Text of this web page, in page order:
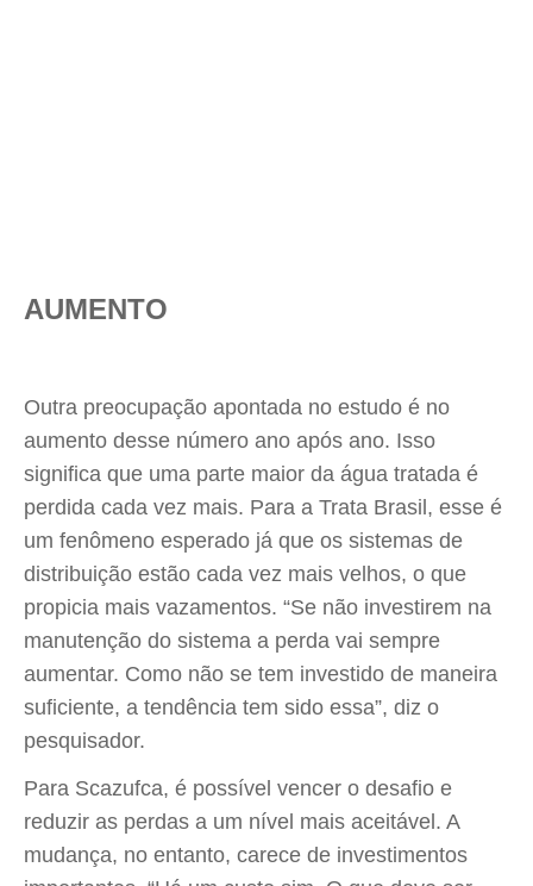
AUMENTO
Outra preocupação apontada no estudo é no
aumento desse número ano após ano. Isso
significa que uma parte maior da água tratada é
perdida cada vez mais. Para a Trata Brasil, esse é
um fenômeno esperado já que os sistemas de
distribuição estão cada vez mais velhos, o que
propicia mais vazamentos. “Se não investirem na
manutenção do sistema a perda vai sempre
aumentar. Como não se tem investido de maneira
suficiente, a tendência tem sido essa”, diz o
pesquisador.
Para Scazufca, é possível vencer o desafio e
reduzir as perdas a um nível mais aceitável. A
mudança, no entanto, carece de investimentos